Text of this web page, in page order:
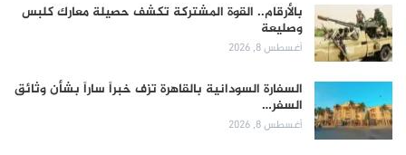
بالأرقام.. القوة المشتركة تكشف حصيلة معارك كلبس
وصليعة
أغسطس 8, 2026
السفارة السودانية بالقاهرة تزف خبراً ساراً بشأن وثائق
السفر…
أغسطس 8, 2026